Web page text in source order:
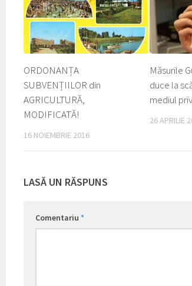
ORDONANȚA
SUBVENȚIILOR din
AGRICULTURĂ,
MODIFICATĂ!
16 NOIEMBRIE 2016
Măsurile
duce la
mediul
26 APRILIE
LASĂ UN RĂSPUNS
Comentariu *